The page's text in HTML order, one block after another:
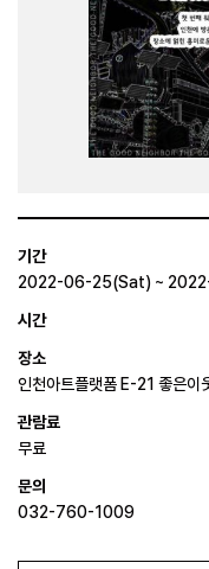
기간
2022-06-25(Sat) ~
시간
장소
인천아트플랫폼 E-21 좋은이
관람료
무료
문의
032-760-1009